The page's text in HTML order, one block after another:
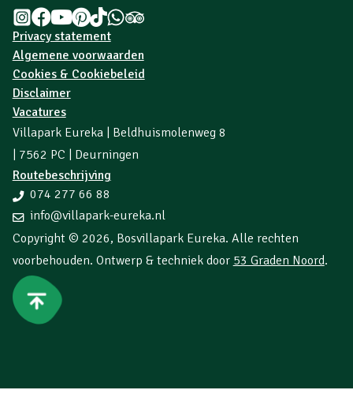
Privacy statement
Algemene voorwaarden
Cookies & Cookiebeleid
Disclaimer
Vacatures
Villapark Eureka | Beldhuismolenweg 8
| 7562 PC | Deurningen
Routebeschrijving
074 277 66 88
info@villapark-eureka.nl
Copyright © 2026, Bosvillapark Eureka. Alle rechten
voorbehouden. Ontwerp & techniek door 53 Graden Noord.